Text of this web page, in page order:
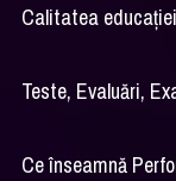
Calitatea
Teste, Evaluări,
Ce înseamnă